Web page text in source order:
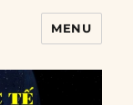
MENU